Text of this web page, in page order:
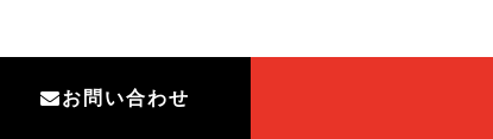
お問い合わせ